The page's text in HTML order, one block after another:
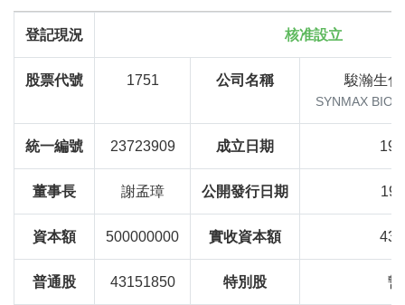
登記現況 核准設立
股票代號 1751 公司名稱 駿瀚生
SYNMAX
統一編號 23723909 成立日期
董事長 謝孟璋 公開發行日期
資本額 500000000 實收資本額
普通股 43151850 特別股 暫